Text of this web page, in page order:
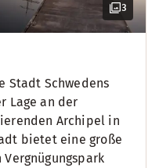
3
Stadt Schwedens
Lage an der
Archipel in
bietet eine große